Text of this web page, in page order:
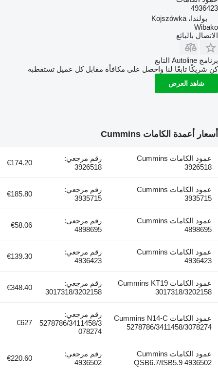
4936423
بولندا، Kojszówka
Wibako
الاتصال بالبائع
برنامج Autoline التابع
كن شريكًا تابعًا لنا واحصل على مكافأة مقابل كل عميل تستقطبه
شاهد العرض
أسعار أعمدة الكامات Cummins
عمود الكامات Cummins
3926518
رقم مرجعي:
3926518
€174.20
عمود الكامات Cummins
3935715
رقم مرجعي:
3935715
€185.80
عمود الكامات Cummins
4898695
رقم مرجعي:
4898695
€58.06
عمود الكامات Cummins
4936423
رقم مرجعي:
4936423
€139.30
عمود الكامات Cummins KT19
3017318/3202158
رقم مرجعي:
3017318/3202158
€348.40
عمود الكامات Cummins N14-C
5278786/3411458/3078274
رقم مرجعي:
5278786/3411458/3
078274
€627
عمود الكامات Cummins
QSB6.7/ISB5.9 4936502
رقم مرجعي:
4936502
€220.60